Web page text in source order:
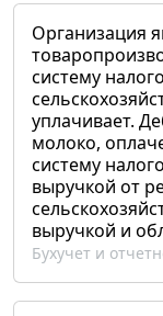
Организация
систему
уплачивает.
молоко,
систему
выручкой от
выручкой и
Бухучет и